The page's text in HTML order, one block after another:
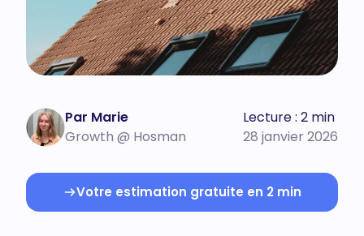
Par Marie
Growth @ Hosman
Lecture : 2 min
28 janvier 2026
Votre estimation gratuite en 2 min